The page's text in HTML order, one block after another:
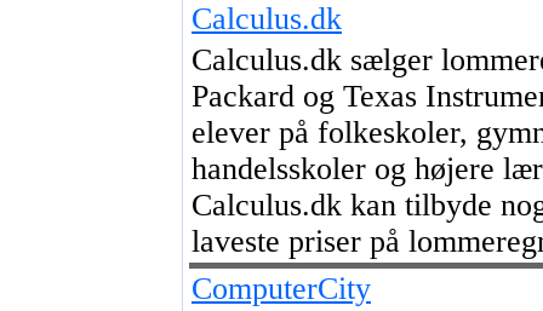
Calculus.dk
Calculus.dk sælger
Packard og Texas
elever på folkeskoler,
handelsskoler og højere
Calculus.dk kan tilbyde
laveste priser på
ComputerCity